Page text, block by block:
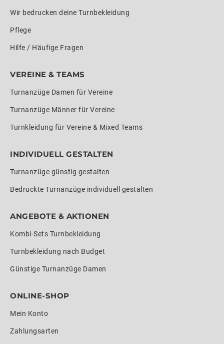
Wir bedrucken deine Turnbekleidung
Pflege
Hilfe / Häufige Fragen
VEREINE & TEAMS
Turnanzüge Damen für Vereine
Turnanzüge Männer für Vereine
Turnkleidung für Vereine & Mixed Teams
INDIVIDUELL GESTALTEN
Turnanzüge günstig gestalten
Bedruckte Turnanzüge individuell gestalten
ANGEBOTE & AKTIONEN
Kombi-Sets Turnbekleidung
Turnbekleidung nach Budget
Günstige Turnanzüge Damen
ONLINE-SHOP
Mein Konto
Zahlungsarten